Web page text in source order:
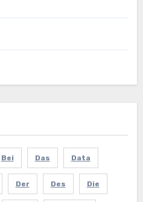
Bei Das Data
Der Des Die